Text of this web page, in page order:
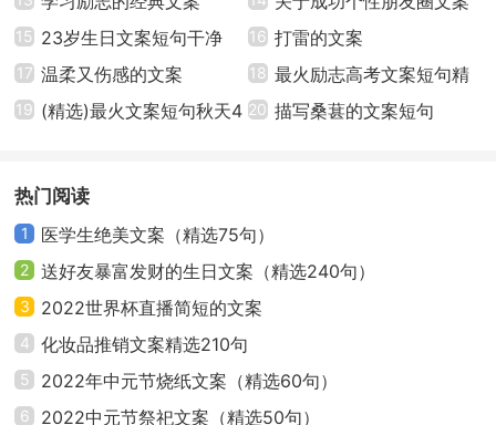
14、有了很爱很爱的人就该安分守己，别再渴望遇
15、有些人，不是为了得到而相识，只是为了能在
16、别放弃太早，咬牙撑过，才有回忆的价值。把
自己过得像王后，你才能吸引国王。你是怎么样的人，
就会吸引什么样的人。
17、决定放弃了的事，就请放弃得干干净净。那些
决定再也不见面的人，就真的不要见面了。请不要再做
背叛自己的事了。如果要爱别人，就请先好好爱自己。
句子（通用30句）
15 23岁生日文案短句干净 16 打雷的文案
17 温柔又伤感的文案 18 最火励志高考文案短句精
编汇集通用
19 (精选)最火文案短句秋天4 20 描写桑葚的文案短句
热门阅读
1 医学生绝美文案（精选75句）
2 送好友暴富发财的生日文案（精选240句）
3 2022世界杯直播简短的文案
4 化妆品推销文案精选210句
5 2022年中元节烧纸文案（精选60句）
6 2022中元节祭祀文案（精选50句）